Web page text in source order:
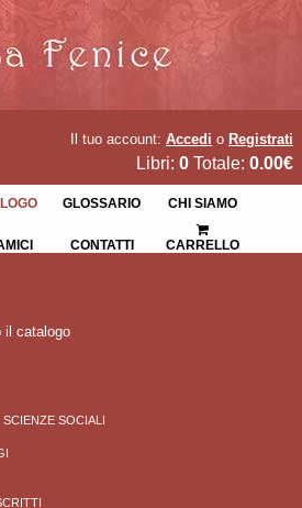
Il tuo account: Accedi o Registrati
Libri: 0 Totale: 0.00€
GLOSSARIO CHI SIAMO
CONTATTI CARRELLO
il catalogo
SOCIALI